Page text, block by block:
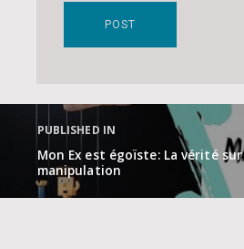
Navigation
l’article
PUBLISHED IN
Mon Ex est égoïste: La vérité
manipulation